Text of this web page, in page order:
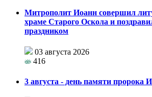
Митрополит Иоанн совершил
храме Старого Оскола и
праздником
03 августа 2026
416
3 августа - день памяти пророка